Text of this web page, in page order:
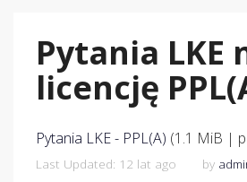
Pytania LKE
licencję
Pytania LKE - PPL(A) (1.1 MiB |
Last Updated: 12 lat ago by